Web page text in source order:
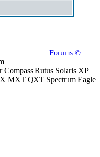
Forums ©
Rutus Solaris XP
MXT QXT Spectrum Eagle